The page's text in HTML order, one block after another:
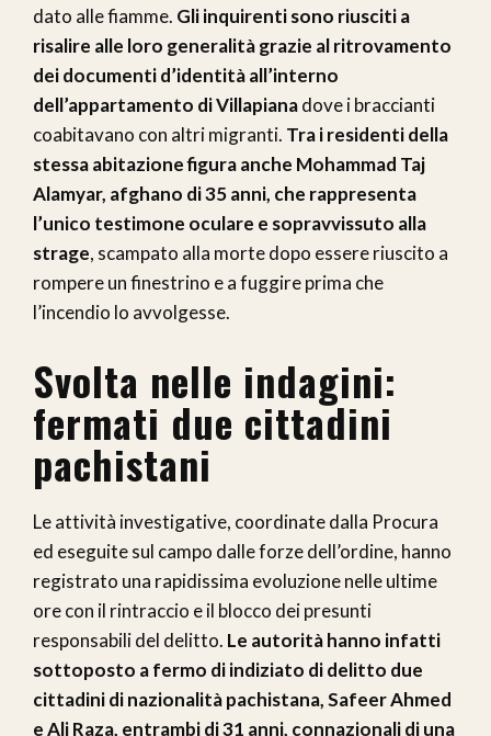
dato alle fiamme. Gli inquirenti sono riusciti a
risalire alle loro generalità grazie al ritrovamento
dei documenti d’identità all’interno
dell’appartamento di Villapianadove i braccianti
coabitavano con altri migranti. Tra i residenti della
stessa abitazione figura anche Mohammad Taj
Alamyar, afghano di 35 anni, che rappresenta
l’unico testimone oculare e sopravvissuto alla
strage, scampato alla morte dopo essere riuscito a
rompere un finestrino e a fuggire prima che
l’incendio lo avvolgesse.
Svolta nelle indagini:
fermati due cittadini
pachistani
Le attività investigative, coordinate dalla Procura
ed eseguite sul campo dalle forze dell’ordine, hanno
registrato una rapidissima evoluzione nelle ultime
ore con il rintraccio e il blocco dei presunti
responsabili del delitto. Le autorità hanno infatti
sottoposto a fermo di indiziato di delitto due
cittadini di nazionalità pachistana, Safeer Ahmed
e Ali Raza, entrambi di 31 anni, connazionali di una